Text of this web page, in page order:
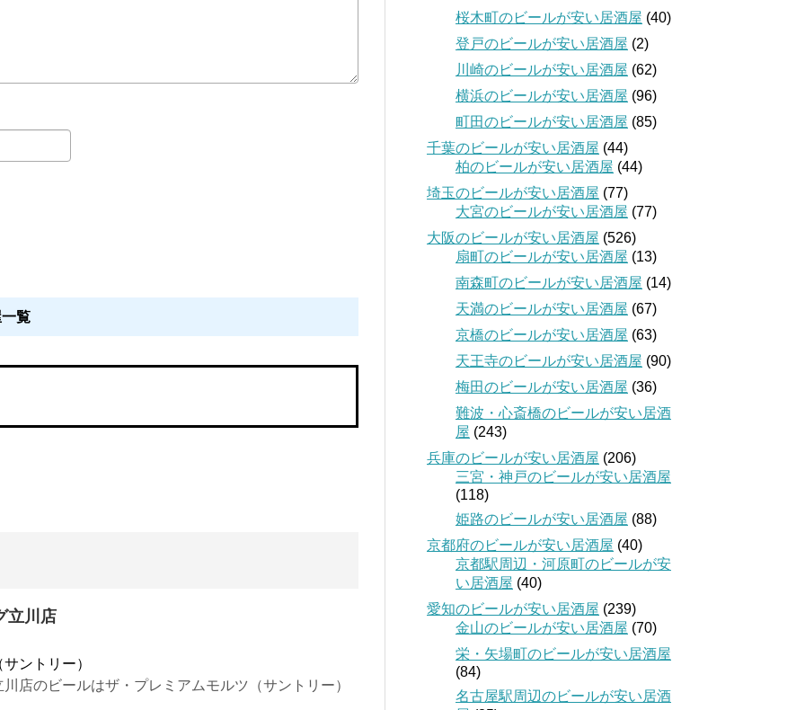
覧
立川店
ントリー）
店のビールはザ・プレミアムモルツ（サントリー）
桜木町のビールが安い居酒屋 (40)
登戸のビールが安い居酒屋 (2)
川崎のビールが安い居酒屋 (62)
横浜のビールが安い居酒屋 (96)
町田のビールが安い居酒屋 (85)
千葉のビールが安い居酒屋 (44)
柏のビールが安い居酒屋 (44)
埼玉のビールが安い居酒屋 (77)
大宮のビールが安い居酒屋 (77)
大阪のビールが安い居酒屋 (526)
扇町のビールが安い居酒屋 (13)
南森町のビールが安い居酒屋 (14)
天満のビールが安い居酒屋 (67)
京橋のビールが安い居酒屋 (63)
天王寺のビールが安い居酒屋 (90)
梅田のビールが安い居酒屋 (36)
難波・心斎橋のビールが安い居酒
屋 (243)
兵庫のビールが安い居酒屋 (206)
三宮・神戸のビールが安い居酒屋
(118)
姫路のビールが安い居酒屋 (88)
京都府のビールが安い居酒屋 (40)
京都駅周辺・河原町のビールが安
い居酒屋 (40)
愛知のビールが安い居酒屋 (239)
金山のビールが安い居酒屋 (70)
栄・矢場町のビールが安い居酒屋
(84)
名古屋駅周辺のビールが安い居酒